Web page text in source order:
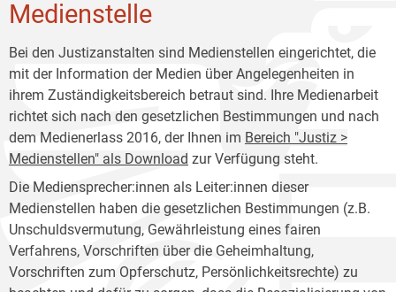
Medienstelle
Bei den Justizanstalten sind Medienstellen eingerichtet, die
mit der Information der Medien über Angelegenheiten in
ihrem Zuständigkeitsbereich betraut sind. Ihre Medienarbeit
richtet sich nach den gesetzlichen Bestimmungen und nach
dem Medienerlass 2016, der Ihnen im Bereich "Justiz >
Medienstellen" als Download zur Verfügung steht.
Die Mediensprecher:innen als Leiter:innen dieser
Medienstellen haben die gesetzlichen Bestimmungen (z.B.
Unschuldsvermutung, Gewährleistung eines fairen
Verfahrens, Vorschriften über die Geheimhaltung,
Vorschriften zum Opferschutz, Persönlichkeitsrechte) zu